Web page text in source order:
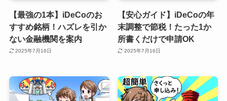
【最強の1本】iDeCoのお
すすめ銘柄！ハズレを引か
ない金融機関を案内
2025年7月16日
【安心ガイド】iDeCoの年
末調整で節税！たった1か
所書くだけで申請OK
2025年7月16日